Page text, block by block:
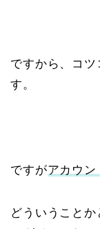
ですから、コツ
す。
ですがアカウン
どういうこと